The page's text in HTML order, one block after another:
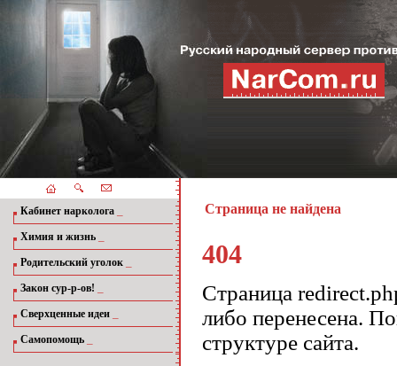
Кабинет нарколога
Химия и жизнь
Родительский уголок
Закон сур-р-ов!
Сверхценные идеи
Самопомощь
Страница не найдена
404
Страница
либо перенесена.
структуре сайта.